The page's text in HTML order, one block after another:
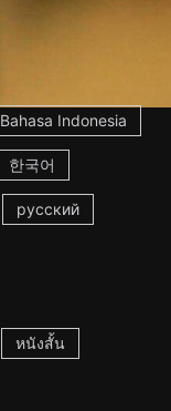
Bahasa Indonesia
한국어
русский
หนังสั้น